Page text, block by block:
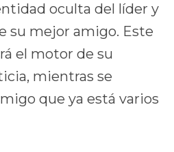
oculta del líder y
su mejor amigo. Este
el motor de su
mientras se
que ya está varios